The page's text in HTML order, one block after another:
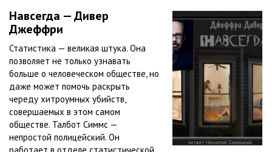
Навсегда — Дивер
Джеффри
Статистика — великая штука. Она
позволяет не только узнавать
больше о человеческом обществе, но
даже может помочь раскрыть
череду хитроумных убийств,
совершаемых в этом самом
обществе. Талбот Симмс —
непростой полицейский. Он